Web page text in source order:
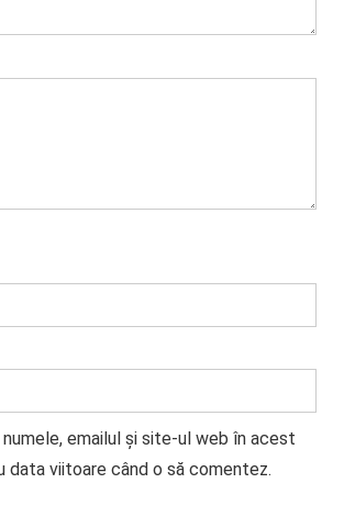
emailul și site-ul web în acest
data viitoare când o să comentez.